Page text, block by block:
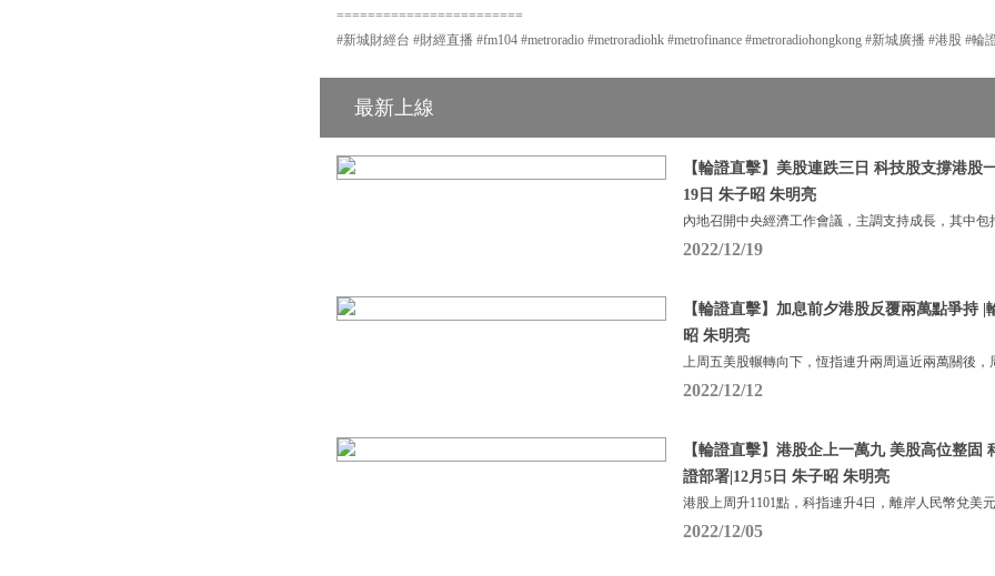
========================
#新城財經台 #財經直播 #fm104 #metroradio #metroradiohk #metrofinance #metroradiohongkong #新城廣播 #港股 #
最新上線
【輪證直擊】美股連跌三日 科技股支撐港股
19日 朱子昭 朱明亮
內地召開中央經濟工作會議，主調支持成長，其中包
2022/12/19
【輪證直擊】加息前夕港股反覆兩萬點爭持 |
昭 朱明亮
上周五美股輾轉向下，恆指連升兩周逼近兩萬關後，
2022/12/12
【輪證直擊】港股企上一萬九 美股高位整固
證部署|12月5日 朱子昭 朱明亮
港股上周升1101點，科指連升4日，離岸人民幣兌美
2022/12/05